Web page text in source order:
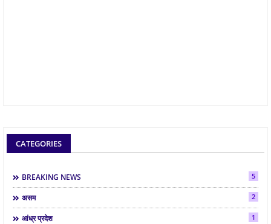
CATEGORIES
BREAKING NEWS 5
असम 2
आंध्र प्रदेश 1